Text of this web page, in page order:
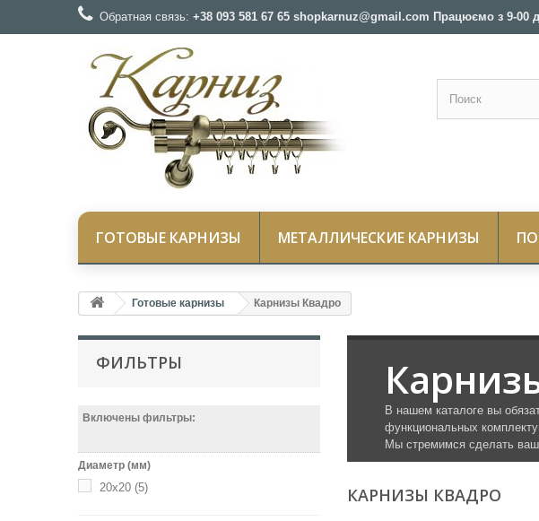
Обратная связь: +38 093 581 67 65 shopkarnuz@gmail.com Працюємо з 9-00
ГОТОВЫЕ КАРНИЗЫ МЕТАЛЛИЧЕСКИЕ КАРНИЗЫ
Готовые карнизы Карнизы Квадро
ФИЛЬТРЫ
Включены фильтры:
Диаметр (мм)
20х20 (5)
В нашем каталоге вы
функциональных
Мы стремимся сделать
КАРНИЗЫ КВАДРО